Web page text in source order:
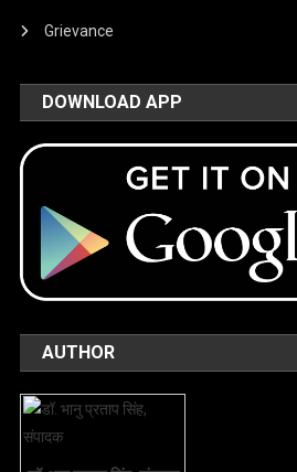
Grievance
DOWNLOAD APP
AUTHOR